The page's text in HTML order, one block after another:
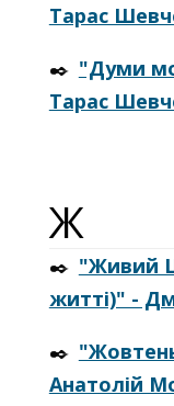
Тарас
✒️ "Думи
Тарас
Ж
✒️ "Живий
житті)" -
✒️
Анатолій